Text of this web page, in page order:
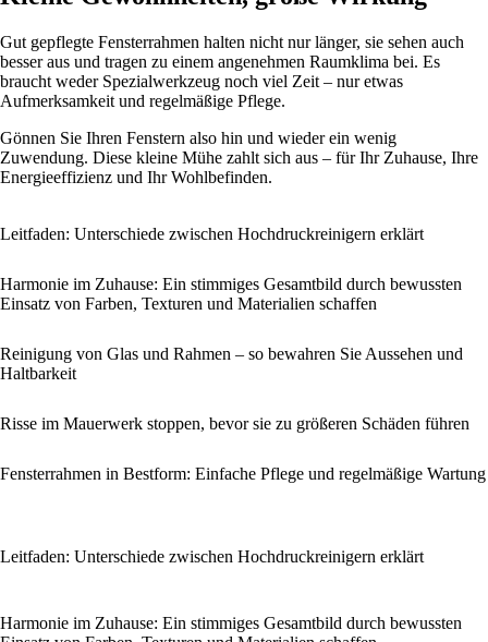
Gut gepflegte Fensterrahmen halten nicht nur länger, sie sehen auch
besser aus und tragen zu einem angenehmen Raumklima bei. Es
braucht weder Spezialwerkzeug noch viel Zeit – nur etwas
Aufmerksamkeit und regelmäßige Pflege.
Gönnen Sie Ihren Fenstern also hin und wieder ein wenig
Zuwendung. Diese kleine Mühe zahlt sich aus – für Ihr Zuhause, Ihre
Energieeffizienz und Ihr Wohlbefinden.
Leitfaden: Unterschiede zwischen Hochdruckreinigern erklärt
Harmonie im Zuhause: Ein stimmiges Gesamtbild durch bewussten
Einsatz von Farben, Texturen und Materialien schaffen
Reinigung von Glas und Rahmen – so bewahren Sie Aussehen und
Haltbarkeit
Risse im Mauerwerk stoppen, bevor sie zu größeren Schäden führen
Fensterrahmen in Bestform: Einfache Pflege und regelmäßige Wartung
Leitfaden: Unterschiede zwischen Hochdruckreinigern erklärt
Harmonie im Zuhause: Ein stimmiges Gesamtbild durch bewussten